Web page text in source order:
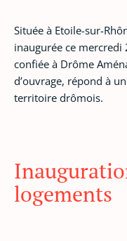
Située à Etoile-sur-
inaugurée ce
confiée à Drôme
d’ouvrage, répond à
territoire drômois.
logements